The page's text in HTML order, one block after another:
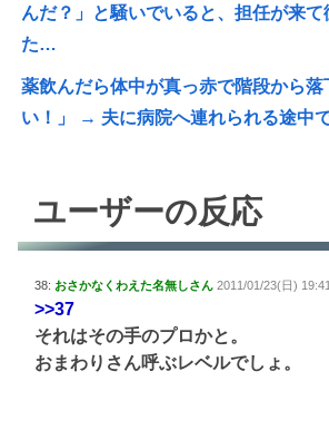
んだ？」と騒いでいると、担任が来
た…
薬飲んだら体中が真っ赤で階段から
い！」 → 夫に病院へ連れられる途中
ユーザーの反応
38: おさかなくわえた名無しさん 2011/01/23(日)
>>37
それはその手のプロかと。
おまわりさん呼ぶレベルでしょ。